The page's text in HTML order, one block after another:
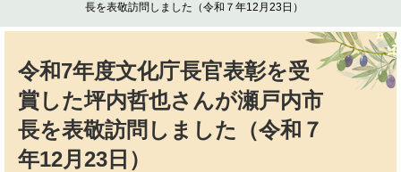
す
し
長を表敬訪問しました（令和７年12月23日）
令和7年度文化庁長官表彰を受
賞した坪内哲也さんが瀬戸内市
長を表敬訪問しました（令和７
年12月23日）